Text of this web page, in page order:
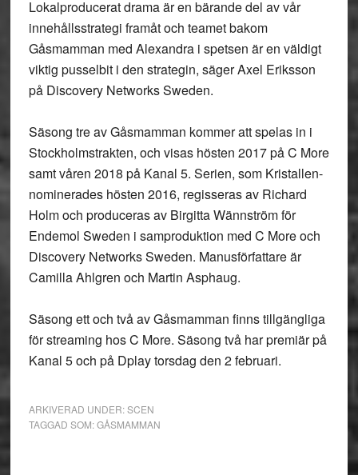
Lokalproducerat drama är en bärande del av vår
innehållsstrategi framåt och teamet bakom
Gåsmamman med Alexandra i spetsen är en väldigt
viktig pusselbit i den strategin, säger Axel Eriksson
på Discovery Networks Sweden.
Säsong tre av Gåsmamman kommer att spelas in i
Stockholmstrakten, och visas hösten 2017 på C More
samt våren 2018 på Kanal 5. Serien, som Kristallen-
nominerades hösten 2016, regisseras av Richard
Holm och produceras av Birgitta Wännström för
Endemol Sweden i samproduktion med C More och
Discovery Networks Sweden. Manusförfattare är
Camilla Ahlgren och Martin Asphaug.
Säsong ett och två av Gåsmamman finns tillgängliga
för streaming hos C More. Säsong två har premiär på
Kanal 5 och på Dplay torsdag den 2 februari.
ARKIVERAD UNDER:SCEN
TAGGAD SOM:GÅSMAMMAN